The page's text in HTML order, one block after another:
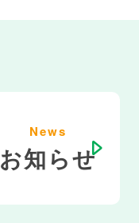
News
お知らせ